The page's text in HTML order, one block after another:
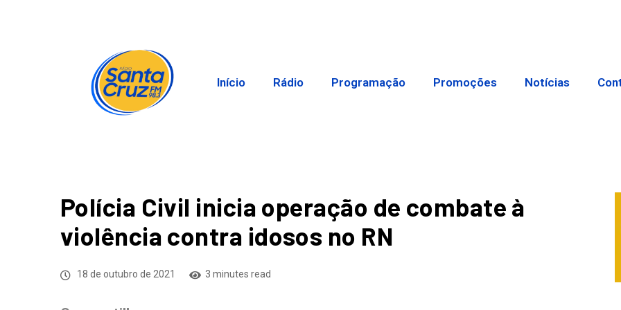
Início Rádio Programação Promoções Notícias
Polícia Civil inicia operação de combate à
violência contra idosos no RN
18 de outubro de 2021 3 minutes read